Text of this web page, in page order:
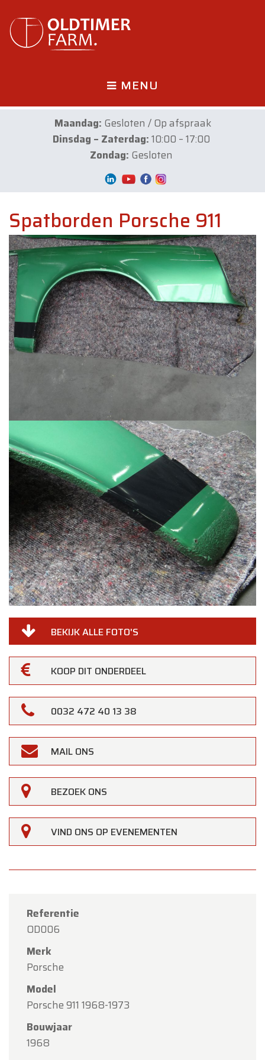
MENU
Maandag: Gesloten / Op afspraak
Dinsdag – Zaterdag:10:00 – 17:00
Zondag: Gesloten
Spatborden Porsche 911
BEKIJK ALLE FOTO'S
KOOP DIT ONDERDEEL
0032 472 40 13 38
MAIL ONS
BEZOEK ONS
VIND ONS OP EVENEMENTEN
Referentie
OD006
Merk
Porsche
Model
Porsche 911 1968-1973
Bouwjaar
1968
Oldtimerfarm